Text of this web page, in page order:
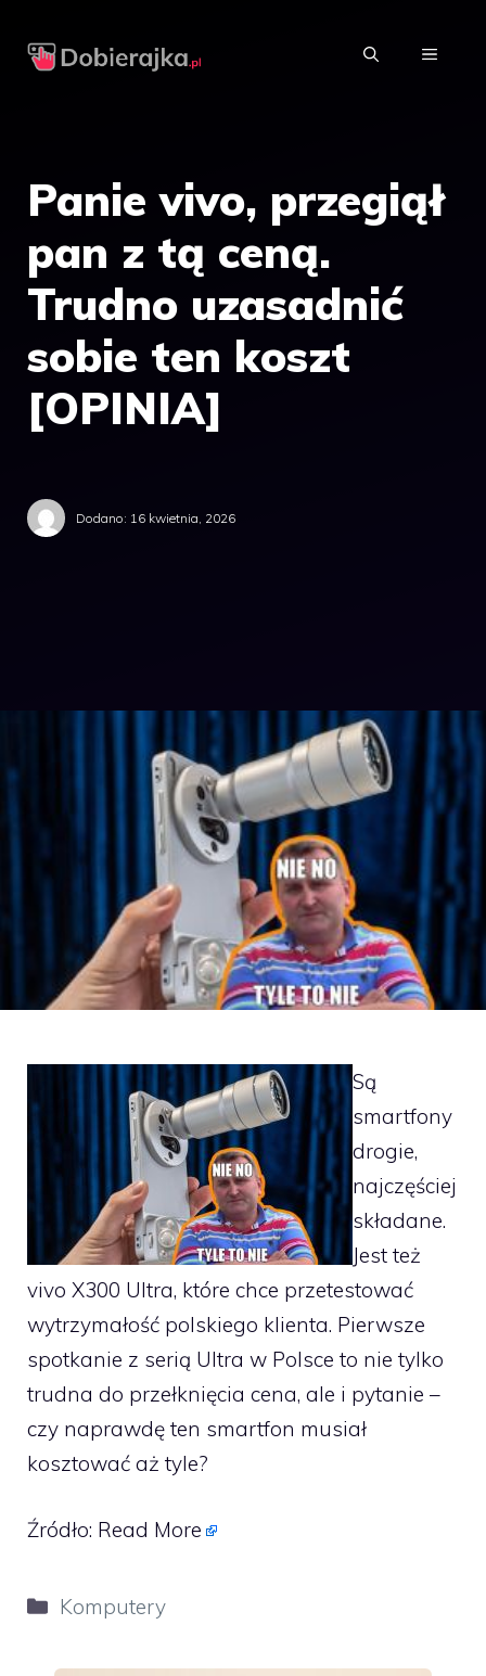
MENU
Panie vivo, przegiął
pan z tą ceną.
Trudno uzasadnić
sobie ten koszt
[OPINIA]
Dodano: 16 kwietnia, 2026
Są
smartfony
drogie,
najczęściej
składane.
Jest też
vivo X300 Ultra, które chce przetestować
wytrzymałość polskiego klienta. Pierwsze
spotkanie z serią Ultra w Polsce to nie tylko
trudna do przełknięcia cena, ale i pytanie –
czy naprawdę ten smartfon musiał
kosztować aż tyle?
Źródło: Read More
Kategorie
Komputery